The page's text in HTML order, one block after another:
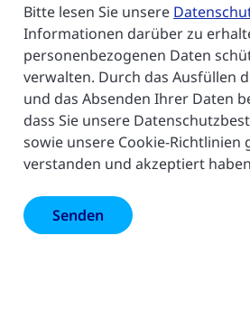
Bitte lesen Sie unsere
Informationen darüber zu
personenbezogenen Daten
verwalten. Durch das Ausfüllen
und das Absenden Ihrer Daten
dass Sie unsere
sowie unsere Cookie-Richtlinien
verstanden und akzeptiert